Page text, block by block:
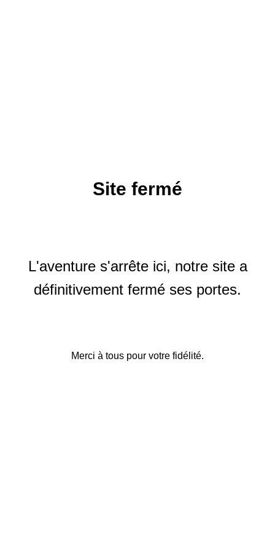
Site fermé
L'aventure s'arrête ici, notre site a
définitivement fermé ses portes.
Merci à tous pour votre fidélité.